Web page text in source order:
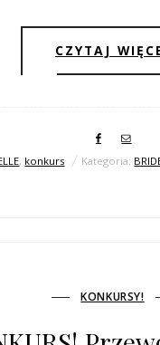
CZYTAJ
, konkurs Kategoria:
KONKURSY!